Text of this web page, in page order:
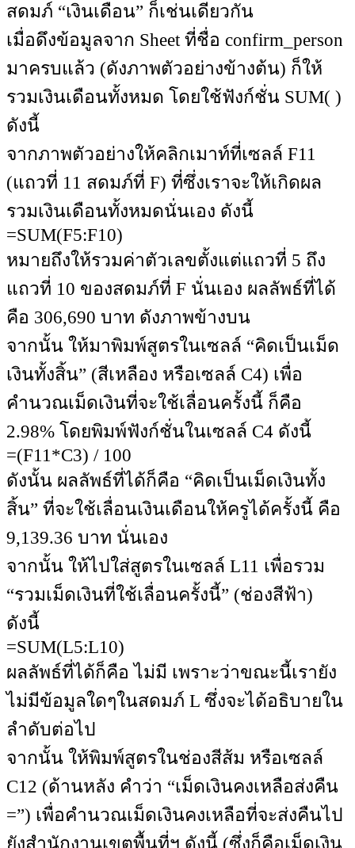
สดมภ์ “เงินเดือน” ก็เช่นเดียวกัน
เมื่อดึงข้อมูลจาก Sheet ที่ชื่อ confirm_person
มาครบแล้ว (ดังภาพตัวอย่างข้างต้น) ก็ให้
รวมเงินเดือนทั้งหมด โดยใช้ฟังก์ชั่น SUM( )
ดังนี้
จากภาพตัวอย่างให้คลิกเมาท์ที่เซลล์ F11
(แถวที่ 11 สดมภ์ที่ F) ที่ซึ่งเราจะให้เกิดผล
รวมเงินเดือนทั้งหมดนั่นเอง ดังนี้
=SUM(F5:F10)
หมายถึงให้รวมค่าตัวเลขตั้งแต่แถวที่ 5 ถึง
แถวที่ 10 ของสดมภ์ที่ F นั่นเอง ผลลัพธ์ที่ได้
คือ 306,690 บาท ดังภาพข้างบน
จากนั้น ให้มาพิมพ์สูตรในเซลล์ “คิดเป็นเม็ด
เงินทั้งสิ้น” (สีเหลือง หรือเซลล์ C4) เพื่อ
คำนวณเม็ดเงินที่จะใช้เลื่อนครั้งนี้ ก็คือ
2.98% โดยพิมพ์ฟังก์ชั่นในเซลล์ C4 ดังนี้
=(F11*C3) / 100
ดังนั้น ผลลัพธ์ที่ได้ก็คือ “คิดเป็นเม็ดเงินทั้ง
สิ้น” ที่จะใช้เลื่อนเงินเดือนให้ครูได้ครั้งนี้ คือ
9,139.36 บาท นั่นเอง
จากนั้น ให้ไปใส่สูตรในเซลล์ L11 เพื่อรวม
“รวมเม็ดเงินที่ใช้เลื่อนครั้งนี้” (ช่องสีฟ้า)
ดังนี้
=SUM(L5:L10)
ผลลัพธ์ที่ได้ก็คือ ไม่มี เพราะว่าขณะนี้เรายัง
ไม่มีข้อมูลใดๆในสดมภ์ L ซึ่งจะได้อธิบายใน
ลำดับต่อไป
จากนั้น ให้พิมพ์สูตรในช่องสีส้ม หรือเซลล์
C12 (ด้านหลัง คำว่า “เม็ดเงินคงเหลือส่งคืน
=”) เพื่อคำนวณเม็ดเงินคงเหลือที่จะส่งคืนไป
ยังสำนักงานเขตพื้นที่ฯ ดังนี้ (ซึ่งก็คือเม็ดเงิน